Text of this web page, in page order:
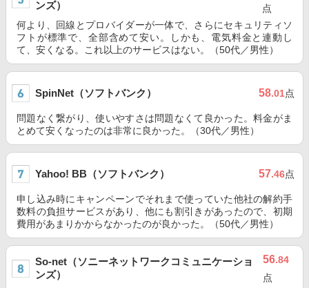
ンズ）
点
何より、回線とプロバイダーが一体で、さらにセキュリティソ
フトが標準で、全部含めて安い。しかも、電気料金と連動し
て、安くなる。これ以上のサービスはない。（50代／男性）
SpinNet（ソフトバンク） 58.01点
問題なく繋がり、使いやすさは問題なくて良かった。料金がま
とめて安くなったのは非常に良かった。（30代／男性）
Yahoo! BB（ソフトバンク） 57.46点
申し込み時にキャンペーンでそれまで使っていた他社の解約手
数料の負担サービスがあり、他にも割引きがあったので、初期
費用があまりかからなかったのが良かった。（50代／男性）
So-net（ソニーネットワークコミュニケーショ
ンズ）
56.84
点